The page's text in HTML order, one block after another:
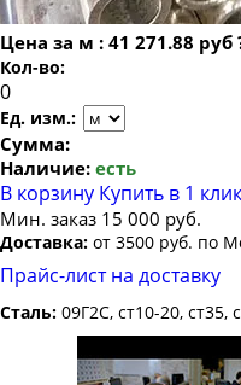
Труба бесшовная 30
Труба бесшовная 32
Труба бесшовная 35
Труба бесшовная 36
Труба бесшовная 38
Труба бесшовная 40
Труба бесшовная 42
Труба бесшовная 45
Труба бесшовная 48
Цена за м : 41 271.88 руб
Кол-во:
Ед. изм.:
Сумма:
Наличие: есть
В корзину Купить в 1 клик
Мин. заказ 15 000 руб.
Доставка: от 3500 руб. по
Прайс-лист на доставку
Сталь: 09Г2С, ст10-20, ст35,